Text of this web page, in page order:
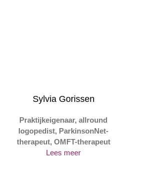
Sylvia Gorissen
Praktijkeigenaar, allround
logopedist, ParkinsonNet-
therapeut, OMFT-therapeut
Lees meer